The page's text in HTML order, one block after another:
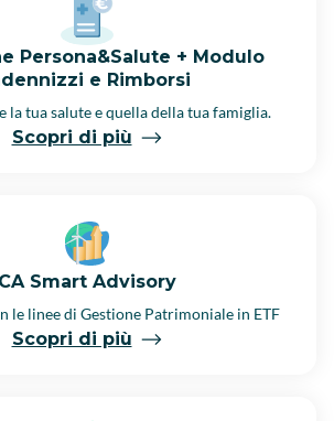
Persona&Salute + Modulo
e Rimborsi
la tua salute e quella della tua famiglia.
Scopri di più
CA Smart Advisory
le linee di Gestione Patrimoniale in ETF
Scopri di più